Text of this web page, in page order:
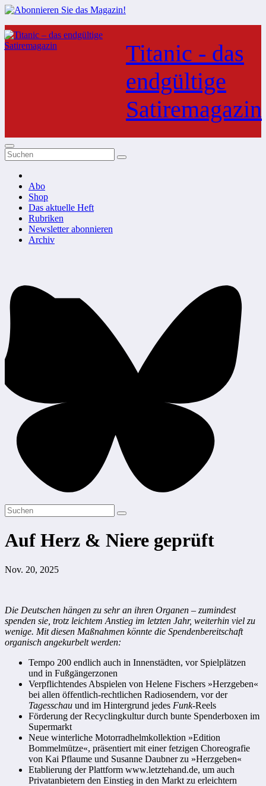
Zum
Inhalt
springen
Titanic - das
endgültige
Satiremagazin
Abo
Shop
Das aktuelle Heft
Rubriken
Newsletter abonnieren
Archiv
Auf Herz & Niere geprüft
Nov. 20, 2025
Die Deutschen hängen zu sehr an ihren Organen – zumindest
spenden sie, trotz leichtem Anstieg im letzten Jahr, weiterhin viel zu
wenige. Mit diesen Maßnahmen könnte die Spendenbereitschaft
organisch angekurbelt werden:
Tempo 200 endlich auch in Innenstädten, vor Spielplätzen
und in Fußgängerzonen
Verpflichtendes Abspielen von Helene Fischers »Herzgeben«
bei allen öffentlich-rechtlichen Radiosendern, vor der
Tagesschau und im Hintergrund jedes Funk-Reels
Förderung der Recyclingkultur durch bunte Spenderboxen im
Supermarkt
Neue winterliche Motorradhelmkollektion »Edition
Bommelmütze«, präsentiert mit einer fetzigen Choreografie
von Kai Pflaume und Susanne Daubner zu »Herzgeben«
Etablierung der Plattform www.letztehand.de, um auch
Privatanbietern den Einstieg in den Markt zu erleichtern